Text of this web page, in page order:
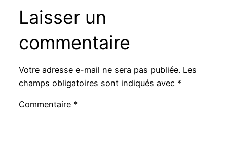
Laisser un
commentaire
Votre adresse e-mail ne sera pas publiée. Les
champs obligatoires sont indiqués avec *
Commentaire *